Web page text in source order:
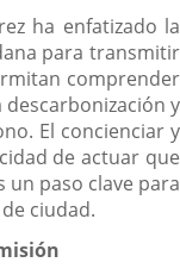
ha enfatizado la
para transmitir
comprender
y
El concienciar y
de actuar que
paso clave para
ciudad.